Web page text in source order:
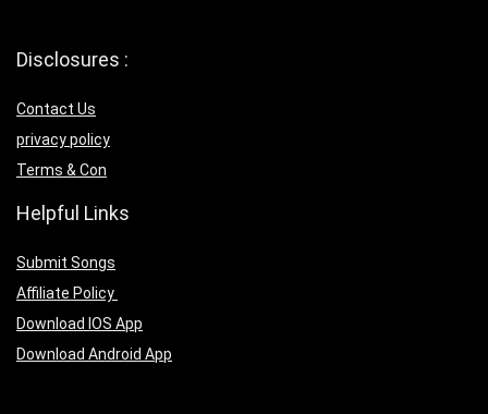
Disclosures :
Contact Us
privacy policy
Terms & Con
Helpful Links
Submit Songs
Affiliate Policy
Download IOS App
Download Android App